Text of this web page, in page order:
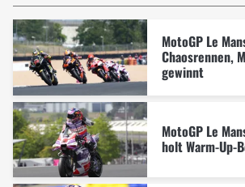
MotoGP Le
Chaosrennen,
gewinnt
MotoGP Le
holt Warm-Up-